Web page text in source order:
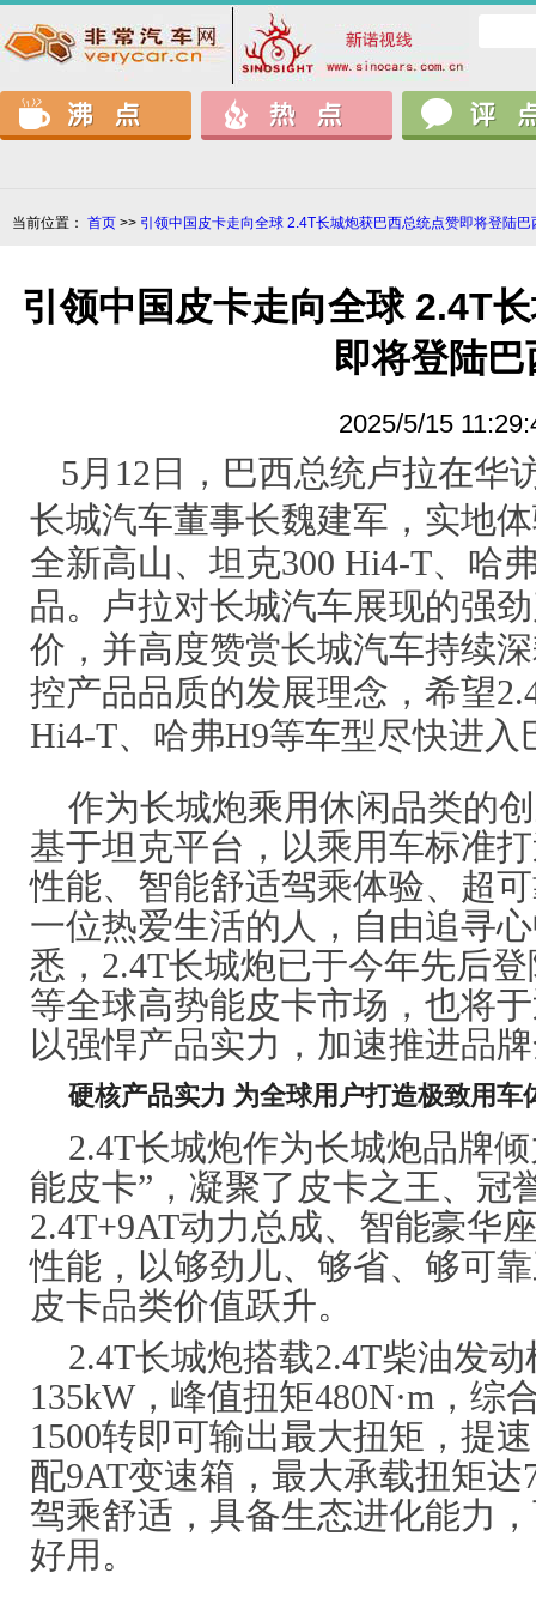
当前位置： 首页 >> 引领中国皮卡走向全球 2.4T长城炮获巴西总统点赞即将登陆巴
引领中国皮卡走向全球 2.4T
即将登陆巴
2025/5/15
5月12日，巴西总统卢拉在华
长城汽车董事长魏建军，实地
全新高山、坦克300 Hi4-T、哈
品。卢拉对长城汽车展现的强
价，并高度赞赏长城汽车持续
控产品品质的发展理念，希望
Hi4-T、哈弗H9等车型尽快进入
作为长城炮乘用休闲品类的
基于坦克平台，以乘用车标准
性能、智能舒适驾乘体验、超
一位热爱生活的人，自由追寻
悉，2.4T长城炮已于今年先后
等全球高势能皮卡市场，也将
以强悍产品实力，加速推进品
硬核产品实力 为全球用户打造极致用车
2.4T长城炮作为长城炮品牌
能皮卡”，凝聚了皮卡之王、冠
2.4T+9AT动力总成、智能豪华
性能，以够劲儿、够省、够可
皮卡品类价值跃升。
2.4T长城炮搭载2.4T柴油发
135kW，峰值扭矩480N·m，综
1500转即可输出最大扭矩，提
配9AT变速箱，最大承载扭矩达
驾乘舒适，具备生态进化能力
好用。